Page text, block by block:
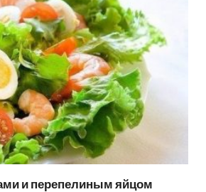
и перепелиным яйцом